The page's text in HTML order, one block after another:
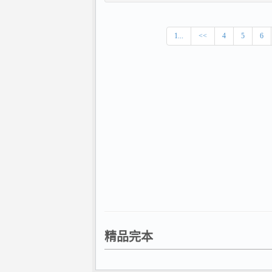
1... << 4 5 6
精品完本